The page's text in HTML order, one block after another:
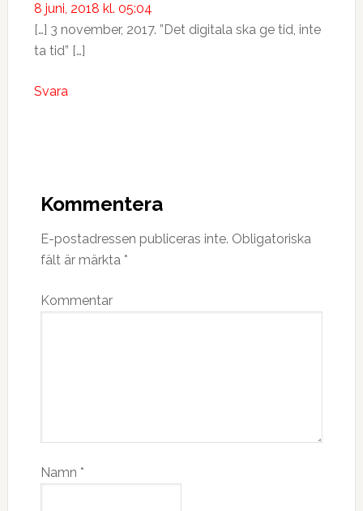
8 juni, 2018 kl. 05:04
[…] 3 november, 2017. ”Det digitala ska ge tid, inte
ta tid” […]
Svara
Kommentera
E-postadressen publiceras inte. Obligatoriska
fält är märkta *
Kommentar
Namn *